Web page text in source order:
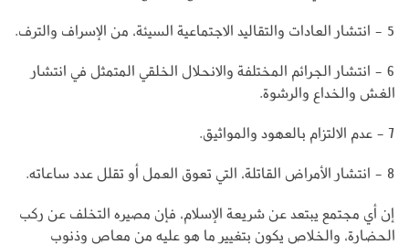
5 - انتشار العادات والتقاليد الاجتماعية السيئة، من الإسراف والترف.
6 - انتشار الجرائم المختلفة والانحلال الخلقي المتمثل في انتشار
الغش والخداع والرشوة.
7 - عدم الالتزام بالعهود والمواثيق.
8 - انتشار الأمراض القاتلة، التي تعوق العمل أو تقلل عدد ساعاته.
إن أي مجتمع يبتعد عن شريعة الإسلام، فإن مصيره التخلف عن ركب
الحضارة، والخلاص يكون بتغيير ما هو عليه من معاص وذنوب